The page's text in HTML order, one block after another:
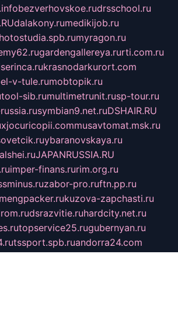
bezverhovskoe.rudrsschool.ru
dalakony.rumedikijob.ru
myragon.ru
gardengallereya.rurti.com.ru
krasnodarkurort.com
v-tule.rumobtopik.ru
tool-sib.rumultimetrunit.rusp-tour.ru
symbian9.net.ruDSHAIR.RU
xjocuricopii.commusavtomat.msk.ru
ybaranovskaya.ru
JAPANRUSSIA.RU
imper-finans.rurim.org.ru
zabor-pro.ruftn.pp.ru
kuzova-zapchasti.ru
dsrazvitie.ruhardcity.net.ru
topservice25.rugubernyan.ru
tssport.spb.ruandorra24.com